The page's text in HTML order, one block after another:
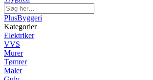
PlusByggeri
Kategorier
Elektriker
VVS
Murer
Tømrer
Maler